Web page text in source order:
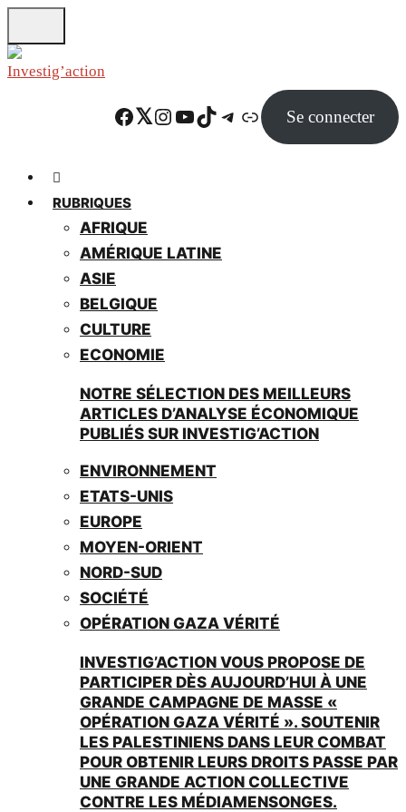
to
main
Facebook Twitter Instagram YouTube TikTok Telegram Lien Se connecter
RUBRIQUES
AFRIQUE
AMÉRIQUE LATINE
ASIE
BELGIQUE
CULTURE
ECONOMIE
NOTRE SÉLECTION DES MEILLEURS
ARTICLES D’ANALYSE ÉCONOMIQUE
PUBLIÉS SUR INVESTIG’ACTION
ENVIRONNEMENT
ETATS-UNIS
EUROPE
MOYEN-ORIENT
NORD-SUD
SOCIÉTÉ
OPÉRATION GAZA VÉRITÉ
INVESTIG’ACTION VOUS PROPOSE DE
PARTICIPER DÈS AUJOURD’HUI À UNE
GRANDE CAMPAGNE DE MASSE «
OPÉRATION GAZA VÉRITÉ ». SOUTENIR
LES PALESTINIENS DANS LEUR COMBAT
POUR OBTENIR LEURS DROITS PASSE PAR
UNE GRANDE ACTION COLLECTIVE
CONTRE LES MÉDIAMENSONGES.